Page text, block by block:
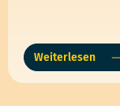
Weiterlesen